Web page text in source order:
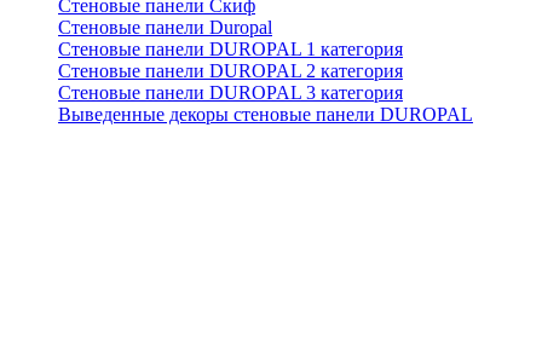
Стеновые панели Скиф
Стеновые панели Duropal
Стеновые панели DUROPAL 1 категория
Стеновые панели DUROPAL 2 категория
Стеновые панели DUROPAL 3 категория
Выведенные декоры стеновые панели DUROPAL